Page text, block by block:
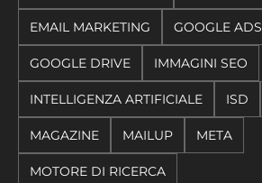
EMAIL MARKETING GOOGLE ADS
GOOGLE DRIVE IMMAGINI SEO
INTELLIGENZA ARTIFICIALE ISD
MAGAZINE MAILUP META
MOTORE DI RICERCA